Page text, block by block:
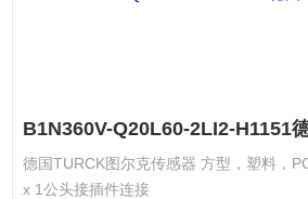
德国TURCK图尔克传感器 方型，塑料，
x 1公头接插件连接